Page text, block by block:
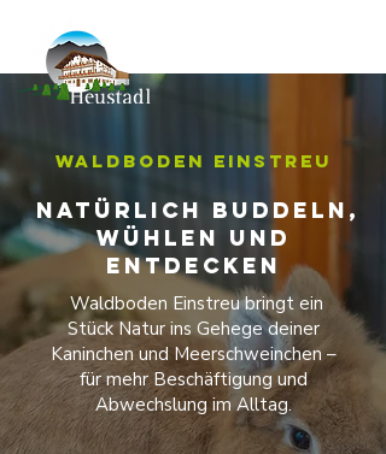
Waldboden Einstreu
Natürlich buddeln,
wühlen und
entdecken
Waldboden Einstreu bringt ein
Stück Natur ins Gehege deiner
Kaninchen und Meerschweinchen –
für mehr Beschäftigung und
Abwechslung im Alltag.